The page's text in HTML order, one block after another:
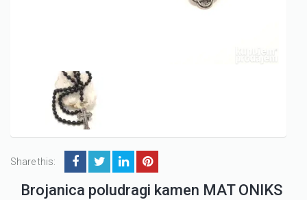
Share this:
Brojanica poludragi kamen MAT ONIKS